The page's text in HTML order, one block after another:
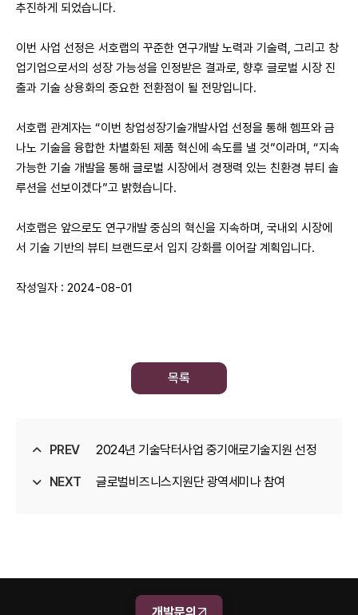
추진하게 되었습니다.
이번 사업 선정은 서호랩의 꾸준한 연구개발 노력과 기술력, 그리고 창
업기업으로서의 성장 가능성을 인정받은 결과로, 향후 글로벌 시장 진
출과 기술 상용화의 중요한 전환점이 될 전망입니다.
서호랩 관계자는 “이번 창업성장기술개발사업 선정을 통해 헴프와 금
나노 기술을 융합한 차별화된 제품 혁신에 속도를 낼 것”이라며, “지속
가능한 기술 개발을 통해 글로벌 시장에서 경쟁력 있는 친환경 뷰티 솔
루션을 선보이겠다”고 밝혔습니다.
서호랩은 앞으로도 연구개발 중심의 혁신을 지속하며, 국내외 시장에
서 기술 기반의 뷰티 브랜드로서 입지 강화를 이어갈 계획입니다.
작성일자 : 2024-08-01
목록
PREV 2024년 기술닥터사업 중기애로기술지원 선정
NEXT 글로벌비즈니스지원단 광역세미나 참여